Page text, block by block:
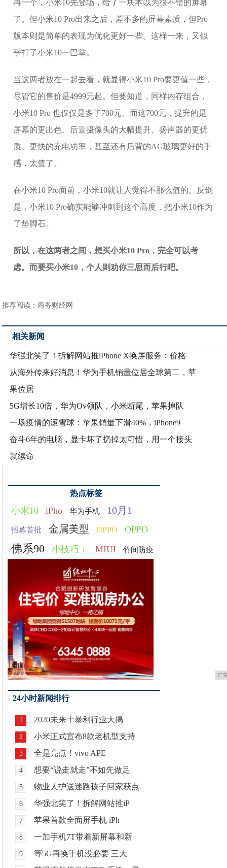
再一个，小米10先登场，给了一块本以为很不错的屏幕
了。但小米10 Pro出来之后，差不多的屏幕素质，但Pro
版本则是简单的表现为优化更好一些。这样一来，又似
乎打了小米10一巴掌。
当这两者放在一起去看，就显得小米10 Pro要更值一些，
尽管它的售价是4999元起。但要知道，同样内存组合，
小米10 Pro 也仅仅是多了700元。而这700元，提升的是
屏幕的更出色、后置摄像头的大幅提升、扬声器的更优
质、更快的充电功率，甚至还有后背的AG玻璃更好的手
感，太值了。
在小米10 Pro面前，小米10就让人觉得不那么值的。反倒
是，小米10 Pro确实能够冲刺到这个高度，把小米10作为
了垫脚石。
所以，在这两者之间，想买小米10 Pro，完全可以考
虑。而要买小米10，个人则劝你三思而后行吧。
推荐阅读：商务财经网
相关新闻
华强北笑了！拆解网站推iPhone X换屏服务：价格
从海外传来好消息！华为手机销量位居全球第二，苹
果位居
5G增长10倍，华为Ov领队，小米断尾，苹果掉队
一场疫情的滚雪球：苹果销量下滑40%，iPhone9
奋斗6年的电脑，显卡坏了扔掉太可惜，用一个接头
就续命
热点标签
小米10 iPho 华为手机 10月1
招募首批 金属美型 OPPO OPPO
佛系90 小技巧： MIUI 竹间防疫
广
24小时新闻排行
1 2020未来十暴利行业大揭
2 小米正式宣布8款老机型支持
3 全是亮点！vivo APE
4 想要“说走就走”不如先做足
5 物业人护送迷路孩子回家获点
6 华强北笑了！拆解网站推iP
7 苹果首款全面屏手机 iPh
8 一加手机7T带着新屏幕和新
9 等5G再换手机没必要 三大